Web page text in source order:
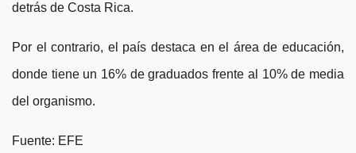
detrás de Costa Rica.
Por el contrario, el país destaca en el área de educación,
donde tiene un 16% de graduados frente al 10% de media
del organismo.
Fuente: EFE